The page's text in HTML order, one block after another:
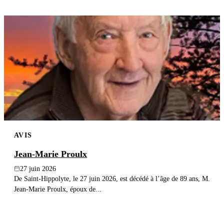
AVIS
Jean-Marie Proulx
27 juin 2026
De Saint-Hippolyte, le 27 juin 2026, est décédé à l’âge de 89 ans, M.
Jean-Marie Proulx, époux de...